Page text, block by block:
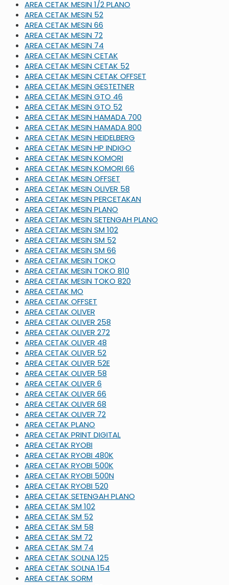
AREA CETAK MESIN 1/2 PLANO
AREA CETAK MESIN 52
AREA CETAK MESIN 66
AREA CETAK MESIN 72
AREA CETAK MESIN 74
AREA CETAK MESIN CETAK
AREA CETAK MESIN CETAK 52
AREA CETAK MESIN CETAK OFFSET
AREA CETAK MESIN GESTETNER
AREA CETAK MESIN GTO 46
AREA CETAK MESIN GTO 52
AREA CETAK MESIN HAMADA 700
AREA CETAK MESIN HAMADA 800
AREA CETAK MESIN HEIDELBERG
AREA CETAK MESIN HP INDIGO
AREA CETAK MESIN KOMORI
AREA CETAK MESIN KOMORI 66
AREA CETAK MESIN OFFSET
AREA CETAK MESIN OLIVER 58
AREA CETAK MESIN PERCETAKAN
AREA CETAK MESIN PLANO
AREA CETAK MESIN SETENGAH PLANO
AREA CETAK MESIN SM 102
AREA CETAK MESIN SM 52
AREA CETAK MESIN SM 66
AREA CETAK MESIN TOKO
AREA CETAK MESIN TOKO 810
AREA CETAK MESIN TOKO 820
AREA CETAK MO
AREA CETAK OFFSET
AREA CETAK OLIVER
AREA CETAK OLIVER 258
AREA CETAK OLIVER 272
AREA CETAK OLIVER 48
AREA CETAK OLIVER 52
AREA CETAK OLIVER 52E
AREA CETAK OLIVER 58
AREA CETAK OLIVER 6
AREA CETAK OLIVER 66
AREA CETAK OLIVER 68
AREA CETAK OLIVER 72
AREA CETAK PLANO
AREA CETAK PRINT DIGITAL
AREA CETAK RYOBI
AREA CETAK RYOBI 480K
AREA CETAK RYOBI 500K
AREA CETAK RYOBI 500N
AREA CETAK RYOBI 520
AREA CETAK SETENGAH PLANO
AREA CETAK SM 102
AREA CETAK SM 52
AREA CETAK SM 58
AREA CETAK SM 72
AREA CETAK SM 74
AREA CETAK SOLNA 125
AREA CETAK SOLNA 154
AREA CETAK SORM